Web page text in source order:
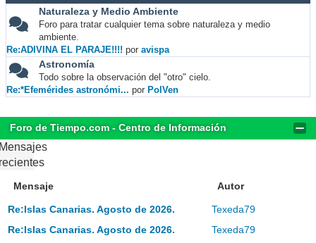
Naturaleza y Medio Ambiente
Foro para tratar cualquier tema sobre naturaleza y medio
ambiente.
Re:ADIVINA EL PARAJE!!!! por avispa
Astronomía
Todo sobre la observación del "otro" cielo.
Re:*Efemérides astronómi... por PolVen
Foro de Tiempo.com - Centro de Información
Mensaje Autor
Re:Islas Canarias. Agosto de 2026.
Texeda79
Re:Islas Canarias. Agosto de 2026.
Texeda79